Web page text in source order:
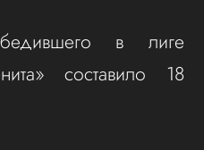
в лиге
составило 18